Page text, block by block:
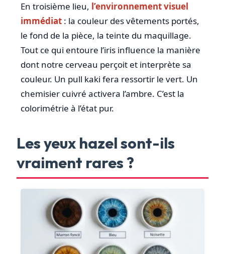
En troisième lieu, l’environnement visuel
immédiat : la couleur des vêtements portés,
le fond de la pièce, la teinte du maquillage.
Tout ce qui entoure l’iris influence la manière
dont notre cerveau perçoit et interprète sa
couleur. Un pull kaki fera ressortir le vert. Un
chemisier cuivré activera l’ambre. C’est la
colorimétrie à l’état pur.
Les yeux hazel sont-ils
vraiment rares ?